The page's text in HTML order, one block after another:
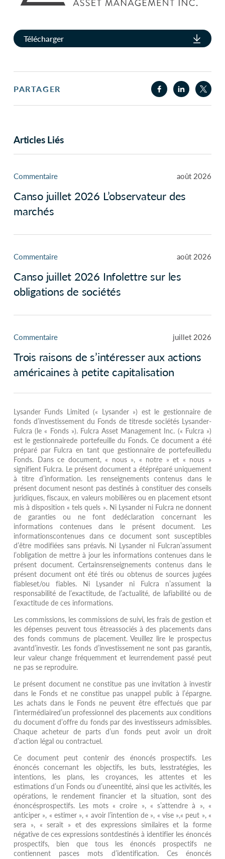
Télécharger
PARTAGER
Articles Liés
Commentaire août 2026
Canso juillet 2026 L’observateur des
marchés
Commentaire août 2026
Canso juillet 2026 Infolettre sur les
obligations de sociétés
Commentaire juillet 2026
Trois raisons de s’intéresser aux actions
américaines à petite capitalisation
Lysander Funds Limited (« Lysander ») est le gestionnaire de
fonds d’investissement du Fonds de titresde sociétés Lysander-
Fulcra (le « Fonds »). Fulcra Asset Management Inc. (« Fulcra »)
est le gestionnairede portefeuille du Fonds. Ce document a été
préparé par Fulcra en tant que gestionnaire de portefeuilledu
Fonds. Dans ce document, « nous », « notre » et « nous »
signifient Fulcra. Le présent document a étépréparé uniquement
à titre d’information. Les renseignements contenus dans le
présent document nesont pas destinés à constituer des conseils
juridiques, fiscaux, en valeurs mobilières ou en placement etsont
mis à disposition « tels quels ». Ni Lysander ni Fulcra ne donnent
de garanties ou ne font dedéclaration concernant les
informations contenues dans le présent document. Les
informationscontenues dans ce document sont susceptibles
d’être modifiées sans préavis. Ni Lysander ni Fulcran’assument
l’obligation de mettre à jour les informations contenues dans le
présent document. Certainsrenseignements contenus dans le
présent document ont été tirés ou obtenus de sources jugées
fiableset/ou fiables. Ni Lysander ni Fulcra n’assument la
responsabilité de l’exactitude, de l’actualité, de lafiabilité ou de
l’exactitude de ces informations.
Les commissions, les commissions de suivi, les frais de gestion et
les dépenses peuvent tous êtreassociés à des placements dans
des fonds communs de placement. Veuillez lire le prospectus
avantd’investir. Les fonds d’investissement ne sont pas garantis,
leur valeur change fréquemment et leurrendement passé peut
ne pas se reproduire.
Le présent document ne constitue pas une invitation à investir
dans le Fonds et ne constitue pas unappel public à l’épargne.
Les achats dans le Fonds ne peuvent être effectués que par
l’intermédiaired’un professionnel des placements aux conditions
du document d’offre du fonds par des investisseurs admissibles.
Chaque acheteur de parts d’un fonds peut avoir un droit
d’action légal ou contractuel.
Ce document peut contenir des énoncés prospectifs. Les
énoncés concernant les objectifs, les buts, lesstratégies, les
intentions, les plans, les croyances, les attentes et les
estimations d’un Fonds ou d’uneentité, ainsi que les activités, les
opérations, le rendement financier et la situation, sont des
énoncésprospectifs. Les mots « croire », « s’attendre à », «
anticiper », « estimer », « avoir l’intention de », « vise »,« peut », «
sera », « serait » et des expressions similaires et la forme
négative de ces expressions sontdestinés à identifier les énoncés
prospectifs, bien que tous les énoncés prospectifs ne
contiennent pasces mots d’identification. Ces énoncés